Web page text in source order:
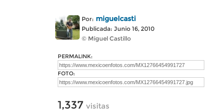
Por: miguelcasti
Publicada: Junio 16, 2010
© Miguel Castillo
PERMALINK:
FOTO:
1,337 visitas